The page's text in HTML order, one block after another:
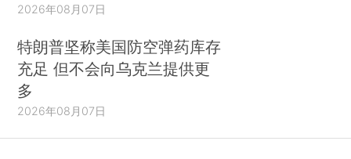
2026年08月07日
特朗普坚称美国防空弹药库存
充足 但不会向乌克兰提供更
多
2026年08月07日